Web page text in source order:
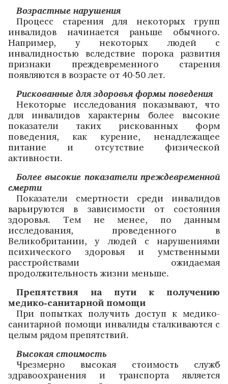
Возрастные нарушения
Процесс старения для некоторых групп
инвалидов начинается раньше обычного.
Например, у некоторых людей с
инвалидностью вследствие порока развития
признаки преждевременного старения
появляются в возрасте от 40-50 лет.
Рискованные для здоровья формы поведения
Некоторые исследования показывают, что
для инвалидов характерны более высокие
показатели таких рискованных форм
поведения, как курение, ненадлежащее
питание и отсутствие физической
активности.
Более высокие показатели преждевременной
смерти
Показатели смертности среди инвалидов
варьируются в зависимости от состояния
здоровья. Тем не менее, по данным
исследования, проведенного в
Великобритании, у людей с нарушениями
психического здоровья и умственными
расстройствами ожидаемая
продолжительность жизни меньше.
Препятствия на пути к получению
медико-санитарной помощи
При попытках получить доступ к медико-
санитарной помощи инвалиды сталкиваются с
целым рядом препятствий.
Высокая стоимость
Чрезмерно высокая стоимость служб
здравоохранения и транспорта является